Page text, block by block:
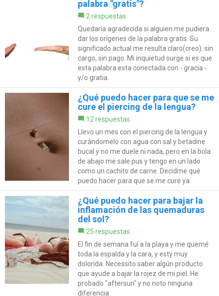
palabra "gratis"?
2 respuestas
Quedaría agradecida si alguien me pudiera
dar los orígenes de la palabra gratis. Su
significado actual me resulta claro(creo): sin
cargo, sin pago. Mi inquietud surge si es que
esta palabra esta conectada con - gracia -
y/o gratia.
¿Qué puedo hacer para que se me
cure el piercing de la lengua?
12 respuestas
Llevo un mes con el piercing de la lengua y
curándomelo con agua con sal y betadine
bucal y no me duele ni nada, pero en la bola
de abajo me sale pus y tengo en un lado
como un cachito de carne. Decidme qué
puedo hacer para que se me cure ya.
¿Qué puedo hacer para bajar la
inflamación de las quemaduras
del sol?
25 respuestas
El fin de semana fuí a la playa y me quemé
toda la espalda y la cara, y esty muy
dolorida. Necessito saber algún producto
que ayude a bajar la rojez de mi piel. He
probado "aftersun" y no noto ninguna
diferencia.